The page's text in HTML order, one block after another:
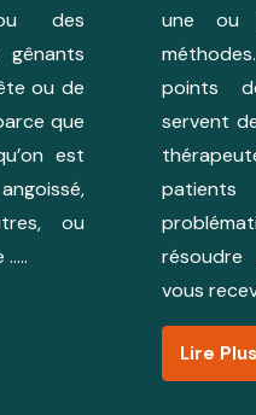
ou des
gênants
ou de
que
est
ou
…..
une ou
points
servent
vous
Lire